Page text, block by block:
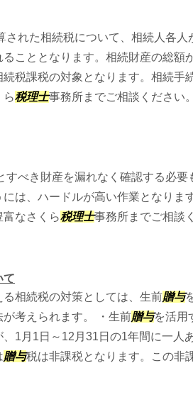
された相続税について、相続人各人
こととなります。相続財産の総額
税課税の対象となります。相続手
ら税理士事務所までご相談ください。
すべき財産を漏れなく確認する必
は、ハードルが高い作業となりま
なさくら税理士事務所までご相談
て
相続税の対策としては、生前贈与
考えられます。 ・生前贈与を活用
1月1日～12月31日の1年間に一人
贈与税は非課税となります。この非